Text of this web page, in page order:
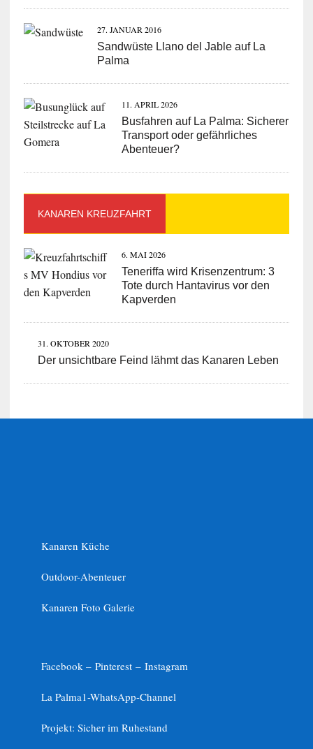
27. JANUAR 2016
Sandwüste Llano del Jable auf La
Palma
11. APRIL 2026
Busfahren auf La Palma: Sicherer
Transport oder gefährliches
Abenteuer?
KANAREN KREUZFAHRT
6. MAI 2026
Teneriffa wird Krisenzentrum: 3
Tote durch Hantavirus vor den
Kapverden
31. OKTOBER 2020
Der unsichtbare Feind lähmt das Kanaren Leben
Kanaren Küche
Outdoor-Abenteuer
Kanaren Foto Galerie
Facebook – Pinterest – Instagram
La Palma1-WhatsApp-Channel
Projekt: Sicher im Ruhestand